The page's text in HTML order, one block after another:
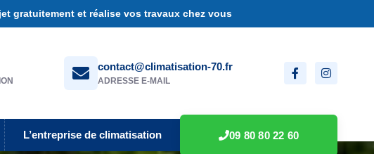
gratuitement et réalise vos travaux chez vous
contact@climatisation-70.fr
ADRESSE E-MAIL
L’entreprise de climatisation 09 80 80 22 60